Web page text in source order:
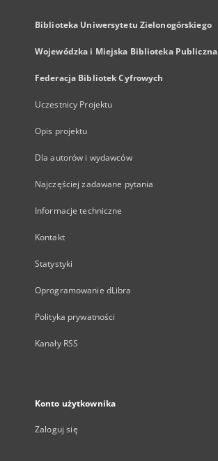
Biblioteka Uniwersytetu Zielonogórskiego
Wojewódzka i Miejska Biblioteka Publiczna
Federacja Bibliotek Cyfrowych
Uczestnicy Projektu
Opis projektu
Dla autorów i wydawców
Najczęściej zadawane pytania
Informacje techniczne
Kontakt
Statystyki
Oprogramowanie dLibra
Polityka prywatności
Kanały RSS
Konto użytkownika
Zaloguj się